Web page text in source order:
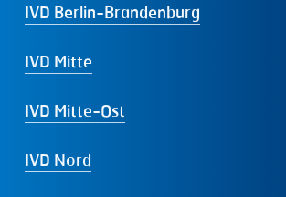
IVD Berlin-Brandenburg
IVD Mitte
IVD Mitte-Ost
IVD Nord